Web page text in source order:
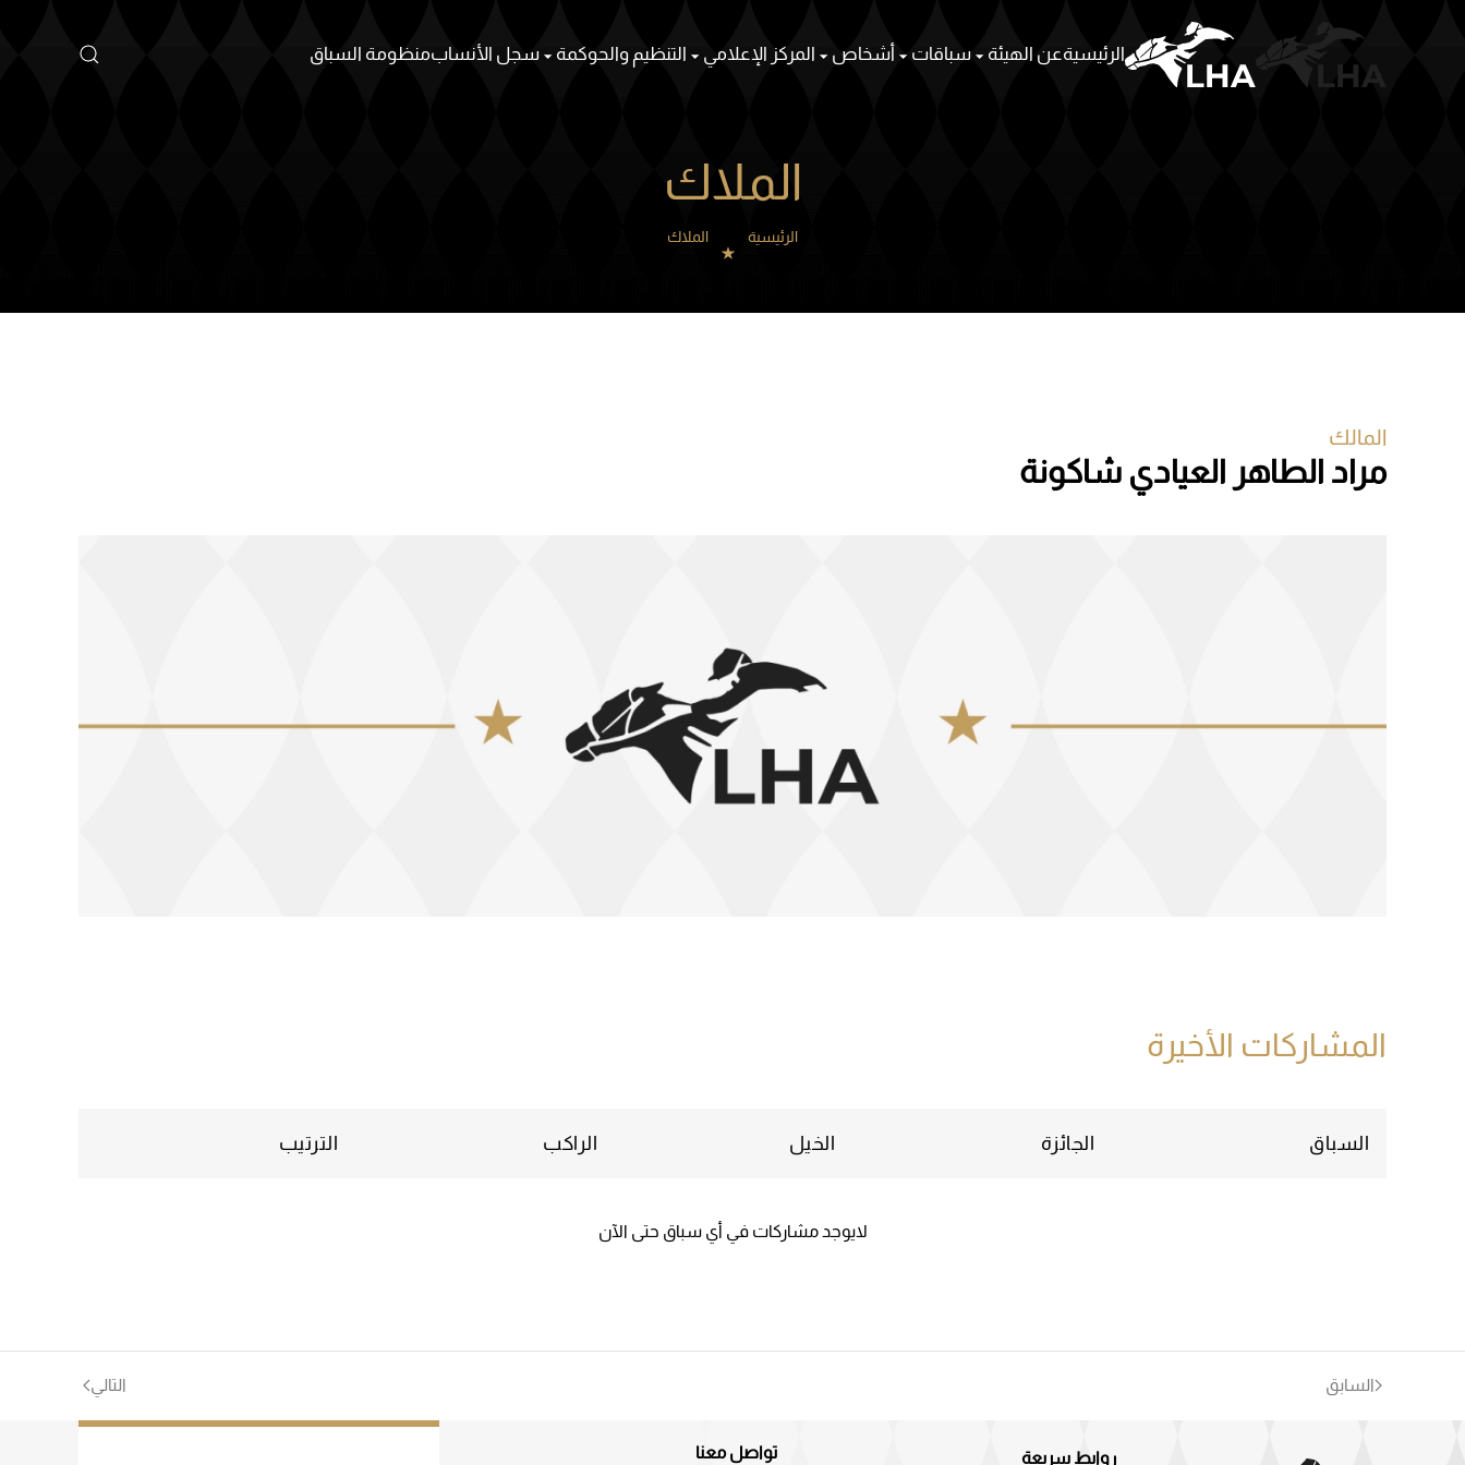
Skip to main content الرئيسيةعن الهيئة سباقات أشخاص المركز الإعلامي التنظيم والحوكمة سجل الأنسابمنظومة السباق
الملاك
الرئيسية الملاك
المالك
مراد الطاهر العيادي شاكونة
المشاركات الأخيرة
السباق الجائزة الخيل الراكب الترتيب
لايوجد مشاركات في أي سباق حتى الآن
السابق التالي
روابط سريعة تواصل معنا